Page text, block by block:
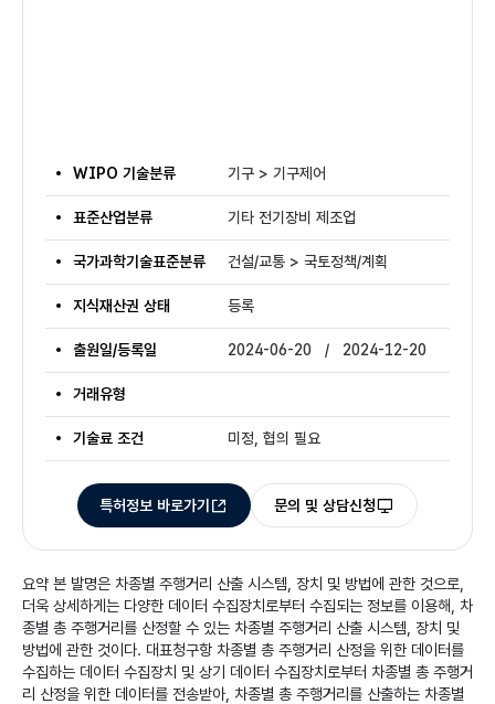
WIPO 기술분류 기구 > 기구제어
표준산업분류 기타 전기장비 제조업
국가과학기술표준분류 건설/교통 > 국토정책/계획
지식재산권 상태 등록
출원일/등록일 2024-06-20 / 2024-12-20
거래유형
기술료 조건 미정, 협의 필요
특허정보 바로가기 문의 및 상담신청
요약 본 발명은 차종별 주행거리 산출 시스템, 장치 및 방법에 관한 것으로,
더욱 상세하게는 다양한 데이터 수집장치로부터 수집되는 정보를 이용해, 차
종별 총 주행거리를 산정할 수 있는 차종별 주행거리 산출 시스템, 장치 및
방법에 관한 것이다. 대표청구항 차종별 총 주행거리 산정을 위한 데이터를
수집하는 데이터 수집장치 및 상기 데이터 수집장치로부터 차종별 총 주행거
리 산정을 위한 데이터를 전송받아, 차종별 총 주행거리를 산출하는 차종별